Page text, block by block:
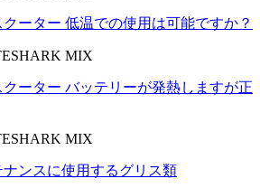
ーター 低温での使用は可能ですか？
MIX
ーター バッテリーが発熱しますが正
MIX
ンスに使用するグリス類